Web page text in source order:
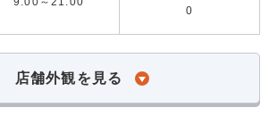
0
店舗外観を見る